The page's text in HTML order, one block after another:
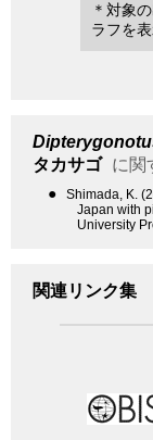
＊対象
ラフを
タカサゴ に関
●
Shimada, K.
Japan with
University
関連リンク集